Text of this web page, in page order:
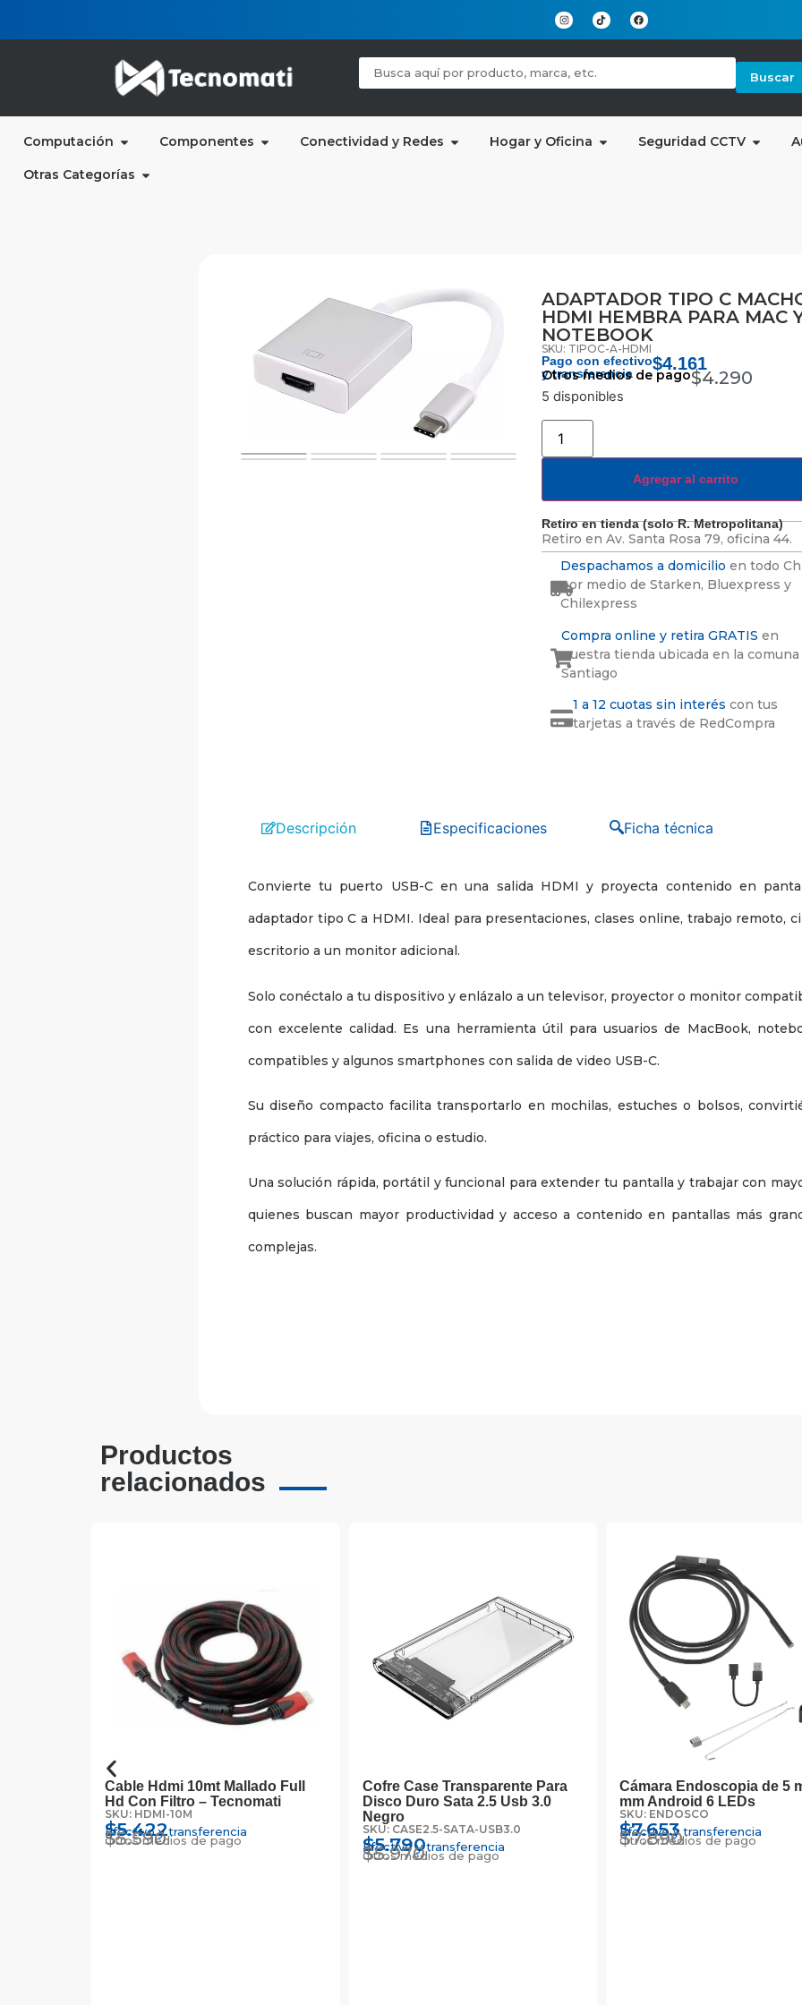
Buscar
Computación Componentes Conectividad y Redes Hogar y Oficina Seguridad CCTV
Otras Categorías
ADAPTADOR TIPO C
HDMI HEMBRA PARA MAC
NOTEBOOK
SKU: TIPOC-A-HDMI
Pago con efectivo
y transferencia
$4.161
Otros medios de pago$4.290
5 disponibles
Agregar al carrito
Retiro en tienda (solo R. Metropolitana)
Retiro en Av. Santa Rosa 79, oficina 44.
Despachamos a domicilio en todo
por medio de Starken, Bluexpress y
Chilexpress
Compra online y retira GRATIS en
nuestra tienda ubicada en la comuna
Santiago
1 a 12 cuotas sin interés con tus
tarjetas a través de RedCompra
Descripción Especificaciones Ficha técnica
Convierte tu puerto USB-C en una salida HDMI y proyecta contenido en
adaptador tipo C a HDMI. Ideal para presentaciones, clases online, trabajo remoto,
escritorio a un monitor adicional.
Solo conéctalo a tu dispositivo y enlázalo a un televisor, proyector o monitor
con excelente calidad. Es una herramienta útil para usuarios de MacBook,
compatibles y algunos smartphones con salida de video USB-C.
Su diseño compacto facilita transportarlo en mochilas, estuches o bolsos,
práctico para viajes, oficina o estudio.
Una solución rápida, portátil y funcional para extender tu pantalla y trabajar con
quienes buscan mayor productividad y acceso a contenido en pantallas más
complejas.
Productos
relacionados
Cable Hdmi 10mt Mallado Full
Hd Con Filtro – Tecnomati
SKU: HDMI-10M
$5.422
Efectivo y transferencia
$5.590
Otros medios de pago
Cofre Case Transparente Para
Disco Duro Sata 2.5 Usb 3.0
Negro
SKU: CASE2.5-SATA-USB3.0
$5.790
Efectivo y transferencia
$5.970
Otros medios de pago
Cámara Endoscopia de 5
mm Android 6 LEDs
SKU: ENDOSCO
$7.653
Efectivo y transferencia
$7.890
Otros medios de pago